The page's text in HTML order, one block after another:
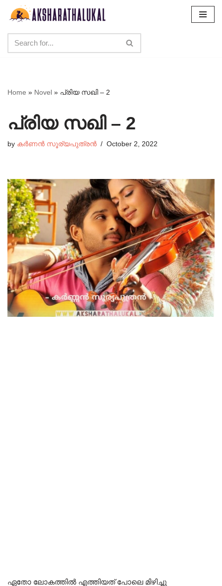
content
Home » Novel » പ്രിയ സഖി – 2
പ്രിയ സഖി – 2
by കർണൻ സൂര്യപുത്രൻ October 2, 2022
ഏതോ ലോകത്തിൽ എത്തിയത് പോലെ മിഴിച്ചു